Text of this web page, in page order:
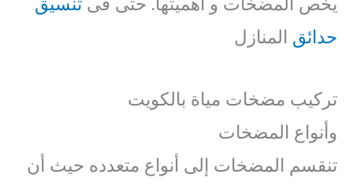
حدائق المنازل
تركيب مضخات مياة بالكويت
وأنواع المضخات
تنقسم المضخات إلى أنواع متعدده حيث أن